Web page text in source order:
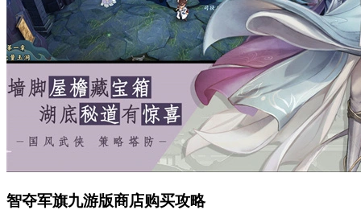
智夺军旗九游版商店购买攻略